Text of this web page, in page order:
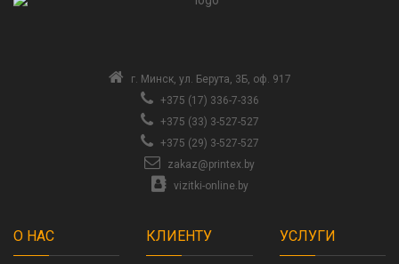
г. Минск, ул. Берута, 3Б, оф. 917
+375 (17) 336-7-336
+375 (33) 3-527-527
+375 (29) 3-527-527
zakaz@printex.by
vizitki-online.by
О НАС КЛИЕНТУ УСЛУГИ